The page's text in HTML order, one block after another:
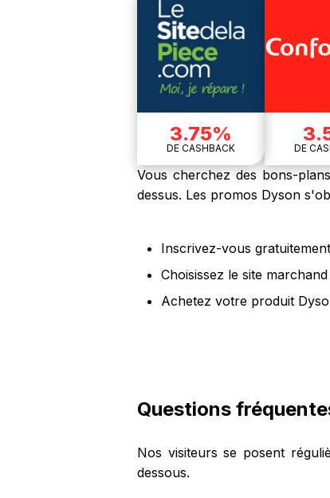
3.75%
DE CASHBACK DE
Vous cherchez des bons-
dessus. Les promos Dyson
Inscrivez-vous
Choisissez le site
Achetez votre produit
Questions
Nos visiteurs se posent
dessous.